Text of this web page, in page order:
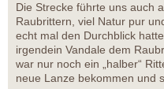
Die Strecke führte uns auch
Raubrittern, viel Natur pur
echt mal den Durchblick
irgendein Vandale dem
war nur noch ein „halber“
neue Lanze bekommen und